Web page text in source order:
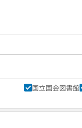
国立国会図書館